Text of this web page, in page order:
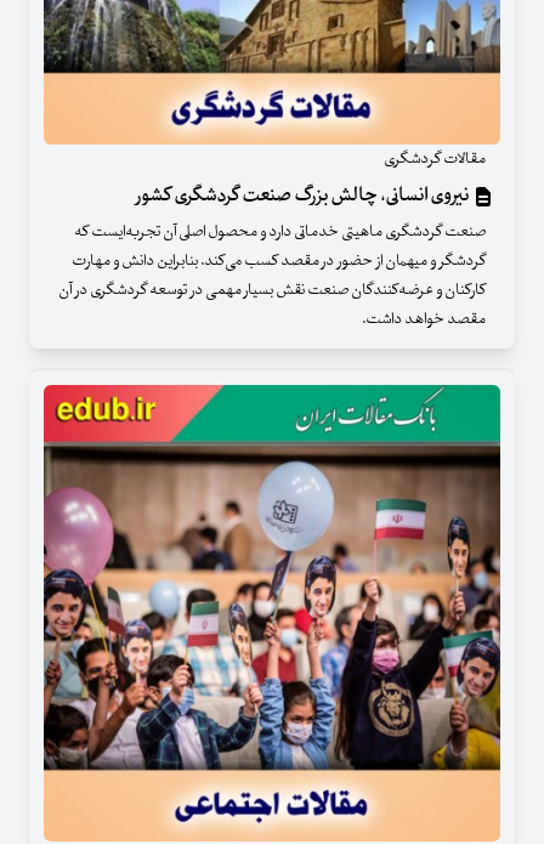
مقالات گردشگری
نیروی انسانی، چالش بزرگ صنعت گردشگری کشور
صنعت گردشگری ماهیتی خدماتی دارد و محصول اصلی آن تجربه‌ایست که
گردشگر و میهمان از حضور در مقصد کسب می‌کند. بنابراین دانش و مهارت
کارکنان و عرضه‌کنندگان صنعت نقش بسیار مهمی در توسعه گردشگری در آن
مقصد خواهد داشت.